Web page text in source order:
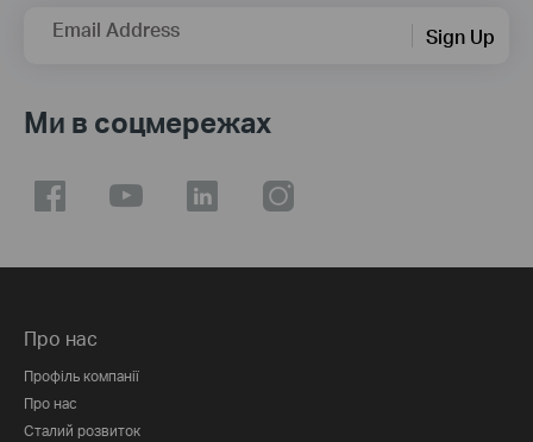
Email Address Sign Up
Ми в соцмережах
Про нас
Профіль компанії
Про нас
Сталий розвиток